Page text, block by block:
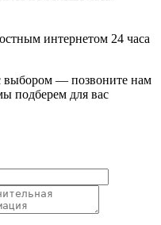
интернетом 24 часа
выбором — позвоните нам
подберем для вас